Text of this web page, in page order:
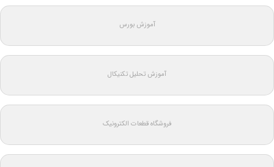
آموزش بورس
آموزش تحلیل تکنیکال
فروشگاه قطعات الکترونیک